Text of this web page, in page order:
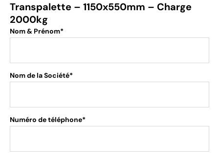
Transpalette – 1150x550mm – Charge
2000kg
Nom & Prénom*
Nom de la Société*
Numéro de téléphone*